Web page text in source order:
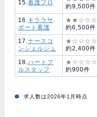
15.看護プロ
約9,500件
16.キララサ
ポート看護
★★☆☆☆
約6,500件
17.ナースコ
ンシェルジュ
★☆☆☆☆
約2,400件
18.ハートフ
ルスタッフ
★☆☆☆☆
約900件
求人数は2026年1月時点